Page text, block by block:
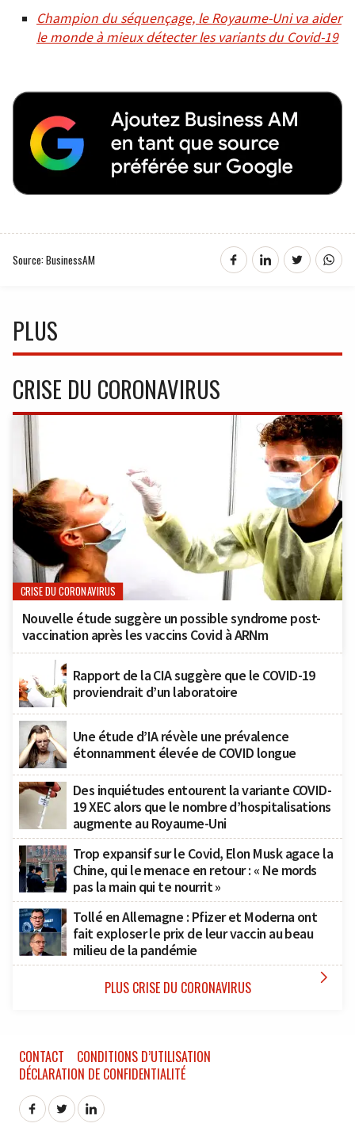
Champion du séquençage, le Royaume-Uni va aider
le monde à mieux détecter les variants du Covid-19
Source: BusinessAM
PLUS
CRISE DU CORONAVIRUS
CRISE DU CORONAVIRUS
Nouvelle étude suggère un possible syndrome post-
vaccination après les vaccins Covid à ARNm
Rapport de la CIA suggère que le COVID-19
proviendrait d’un laboratoire
Une étude d’IA révèle une prévalence
étonnamment élevée de COVID longue
Des inquiétudes entourent la variante COVID-
19 XEC alors que le nombre d’hospitalisations
augmente au Royaume-Uni
Trop expansif sur le Covid, Elon Musk agace la
Chine, qui le menace en retour : « Ne mords
pas la main qui te nourrit »
Tollé en Allemagne : Pfizer et Moderna ont
fait exploser le prix de leur vaccin au beau
milieu de la pandémie
PLUS CRISE DU CORONAVIRUS 
CONTACT
CONDITIONS D’UTILISATION
DÉCLARATION DE CONFIDENTIALITÉ